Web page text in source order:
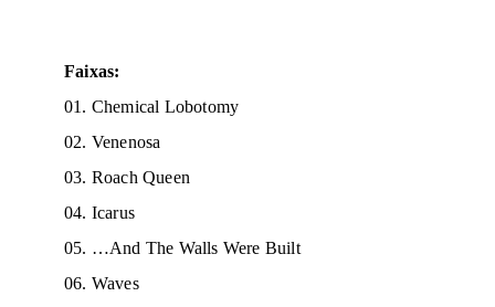
Faixas:
01. Chemical Lobotomy
02. Venenosa
03. Roach Queen
04. Icarus
05. …And The Walls Were Built
06. Waves